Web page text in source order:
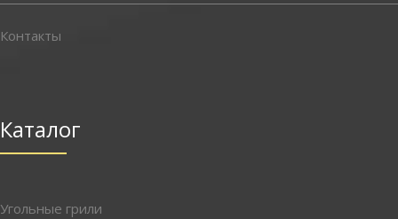
Контакты
Каталог
Угольные грили